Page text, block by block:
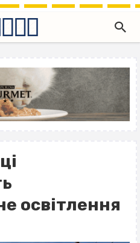
освітлення